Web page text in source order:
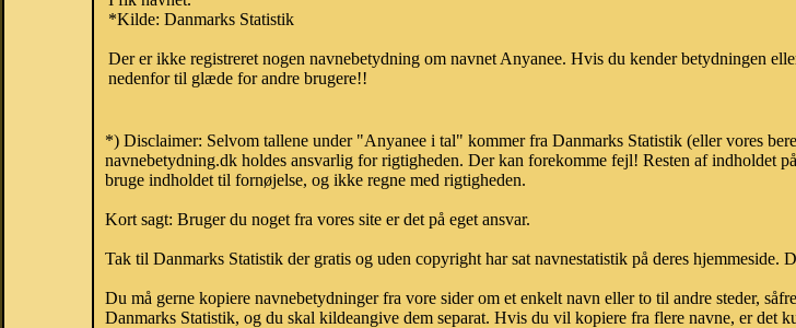
*Kilde: Danmarks Statistik
Der er ikke registreret nogen navnebetydning om navnet Anyanee. Hvis du kender betydningen
nedenfor til glæde for andre brugere!!
*) Disclaimer: Selvom tallene under "Anyanee i tal" kommer fra Danmarks Statistik (eller vores
navnebetydning.dk holdes ansvarlig for rigtigheden. Der kan forekomme fejl! Resten af indholdet
bruge indholdet til fornøjelse, og ikke regne med rigtigheden.
Kort sagt: Bruger du noget fra vores site er det på eget ansvar.
Tak til Danmarks Statistik der gratis og uden copyright har sat navnestatistik på deres hjemmeside.
Du må gerne kopiere navnebetydninger fra vore sider om et enkelt navn eller to til andre steder,
Danmarks Statistik, og du skal kildeangive dem separat. Hvis du vil kopiere fra flere navne, er det